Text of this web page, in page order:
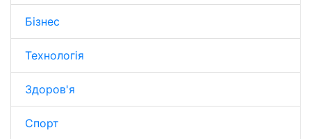
Бізнес
Технологія
Здоров'я
Спорт